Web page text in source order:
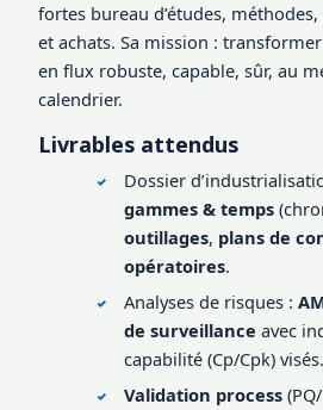
fortes bureau d’études,
et achats. Sa mission :
en flux robuste, capable, sûr, au
calendrier.
Livrables attendus
Dossier
gammes & temps
outillages, plans de
opératoires.
Analyses de risques :
de surveillance avec
capabilité (Cp/Cpk) visés.
Validation process